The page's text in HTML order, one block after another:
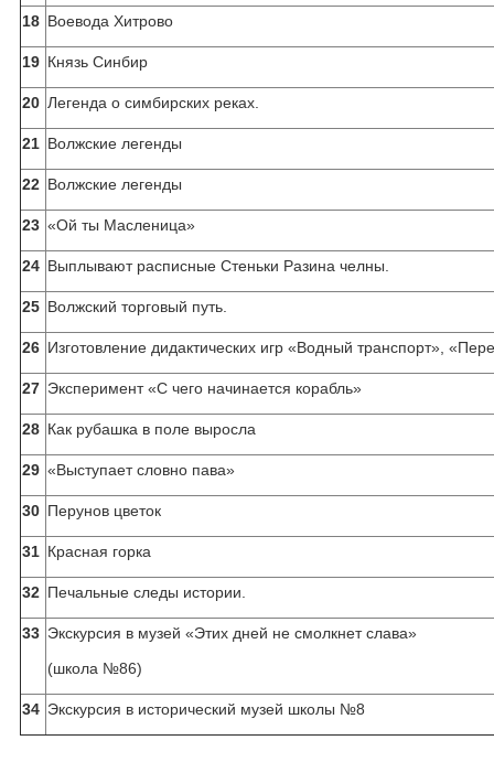
18 Воевода Хитрово
19 Князь Синбир
20 Легенда о симбирских реках.
21 Волжские легенды
22 Волжские легенды
23 «Ой ты Масленица»
24 Выплывают расписные Стеньки Разина челны.
25 Волжский торговый путь.
26 Изготовление дидактических игр «Водный транспорт»,
27 Эксперимент «С чего начинается корабль»
28 Как рубашка в поле выросла
29 «Выступает словно пава»
30 Перунов цветок
31 Красная горка
32 Печальные следы истории.
33 Экскурсия в музей «Этих дней не смолкнет слава»
(школа №86)
34 Экскурсия в исторический музей школы №8